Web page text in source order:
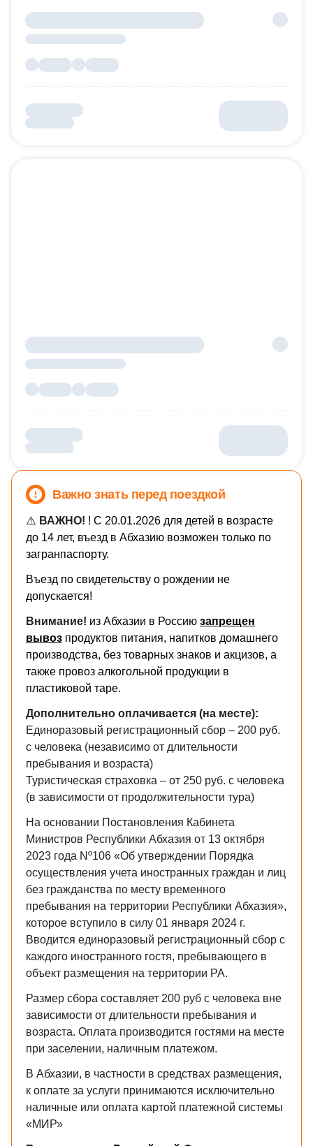
Важно знать перед поездкой
⚠️ ВАЖНО! ! С 20.01.2026 для детей в возрасте
до 14 лет, въезд в Абхазию возможен только по
загранпаспорту.
Въезд по свидетельству о рождении не
допускается!
Внимание! из Абхазии в Россию запрещен
вывоз продуктов питания, напитков домашнего
производства, без товарных знаков и акцизов, а
также провоз алкогольной продукции в
пластиковой таре.
​Дополнительно оплачивается (на месте):
Единоразовый регистрационный сбор – 200 руб.
с человека (независимо от длительности
пребывания и возраста)
Туристическая страховка – от 250 руб. с человека
(в зависимости от продолжительности тура)
На основании Постановления Кабинета
Министров Республики Абхазия от 13 октября
2023 года Nº106 «Об утверждении Порядка
осуществления учета иностранных граждан и лиц
без гражданства по месту временного
пребывания на территории Республики Абхазия»,
которое вступило в силу 01 января 2024 г.
Вводится единоразовый регистрационный сбор с
каждого иностранного гостя, пребывающего в
объект размещения на территории РА.
Размер сбора составляет 200 руб с человека вне
зависимости от длительности пребывания и
возраста. Оплата производится гостями на месте
при заселении, наличным платежом.
В Абхазии, в частности в средствах размещения,
к оплате за услуги принимаются исключительно
наличные или оплата картой платежной системы
«МИР»